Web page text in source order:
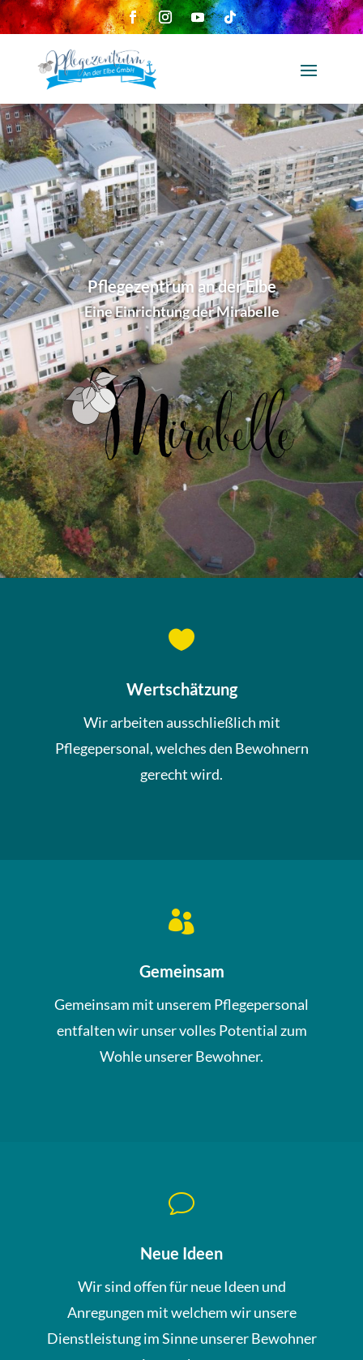
Pflegezentrum an der Elbe
Eine Einrichtung der Mirabelle

Wertschätzung
Wir arbeiten ausschließlich mit
Pflegepersonal, welches den Bewohnern
gerecht wird.

Gemeinsam
Gemeinsam mit unserem Pflegepersonal
entfalten wir unser volles Potential zum
Wohle unserer Bewohner.
v
Neue Ideen
Wir sind offen für neue Ideen und
Anregungen mit welchem wir unsere
Dienstleistung im Sinne unserer Bewohner